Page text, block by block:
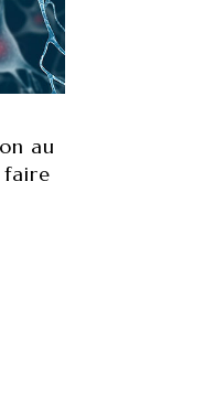
au
faire